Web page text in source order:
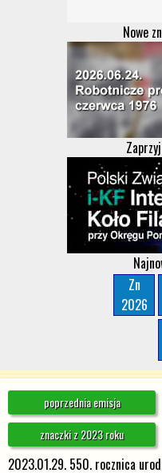
Nowe
Zn
2026
poprzednia emisja
znaczki z 2023 roku
2023.01.29. 550. rocznica